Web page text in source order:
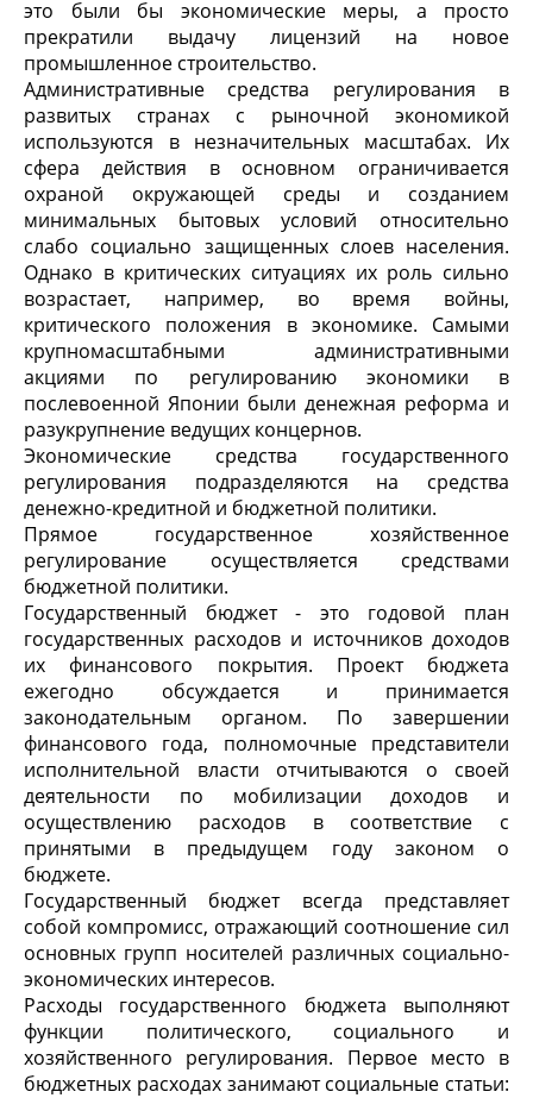
это были бы экономические меры, а просто
прекратили выдачу лицензий на новое
промышленное строительство.
Административные средства регулирования в
развитых странах с рыночной экономикой
используются в незначительных масштабах. Их
сфера действия в основном ограничивается
охраной окружающей среды и созданием
минимальных бытовых условий относительно
слабо социально защищенных слоев населения.
Однако в критических ситуациях их роль сильно
возрастает, например, во время войны,
критического положения в экономике. Самыми
крупномасштабными административными
акциями по регулированию экономики в
послевоенной Японии были денежная реформа и
разукрупнение ведущих концернов.
Экономические средства государственного
регулирования подразделяются на средства
денежно-кредитной и бюджетной политики.
Прямое государственное хозяйственное
регулирование осуществляется средствами
бюджетной политики.
Государственный бюджет - это годовой план
государственных расходов и источников доходов
их финансового покрытия. Проект бюджета
ежегодно обсуждается и принимается
законодательным органом. По завершении
финансового года, полномочные представители
исполнительной власти отчитываются о своей
деятельности по мобилизации доходов и
осуществлению расходов в соответствие с
принятыми в предыдущем году законом о
бюджете.
Государственный бюджет всегда представляет
собой компромисс, отражающий соотношение сил
основных групп носителей различных социально-
экономических интересов.
Расходы государственного бюджета выполняют
функции политического, социального и
хозяйственного регулирования. Первое место в
бюджетных расходах занимают социальные статьи: